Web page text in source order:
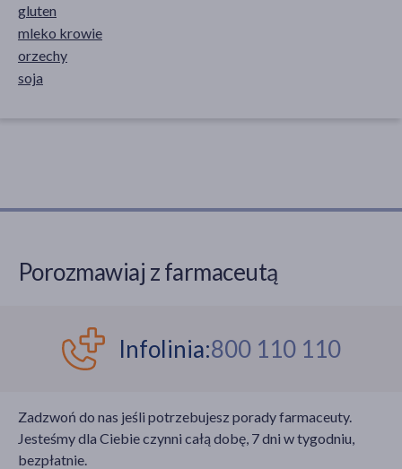
gluten
mleko krowie
orzechy
soja
Porozmawiaj z farmaceutą
Infolinia:800 110 110
Zadzwoń do nas jeśli potrzebujesz porady farmaceuty.
Jesteśmy dla Ciebie czynni całą dobę, 7 dni w tygodniu,
bezpłatnie.